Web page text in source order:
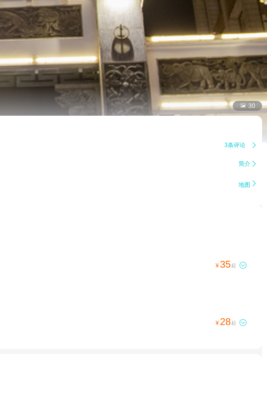
 30
3条评论 
简介 
地图 
¥35起 
¥ 28起 